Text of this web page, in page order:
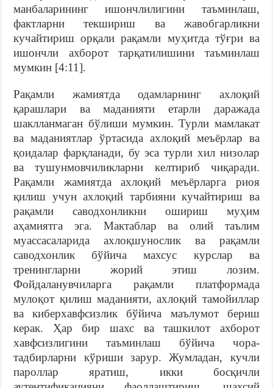
манбаларининг ишончлилигини таъминлаш,
фактларни текшириш ва жавобгарликни
кучайтириш орқали рақамли муҳитда тўғри ва
ишончли ахборот тарқатилишини таъминлаш
мумкин [4:11].
Рақамли жамиятда одамларнинг ахлоқий
қарашлари ва маданияти етарли даражада
шаклланмаган бўлиши мумкин. Турли мамлакат
ва маданиятлар ўртасида ахлоқий меъёрлар ва
қоидалар фарқланади, бу эса турли хил низолар
ва тушунмовчиликларни келтириб чиқаради.
Рақамли жамиятда ахлоқий меъёрларга риоя
қилиш учун ахлоқий тарбияни кучайтириш ва
рақамли саводхонликни ошириш муҳим
аҳамиятга эга. Мактаблар ва олий таълим
муассасаларида ахлоқшунослик ва рақамли
саводхонлик бўйича махсус курслар ва
тренингларни жорий этиш лозим.
Фойдаланувчиларга рақамли платформада
мулоқот қилиш маданияти, ахлоқий тамойиллар
ва киберхавфсизлик бўйича маълумот бериш
керак. Ҳар бир шахс ва ташкилот ахборот
хавфсизлигини таъминлаш бўйича чора-
тадбирларни кўриши зарур. Жумладан, кучли
пароллар яратиш, икки босқичли